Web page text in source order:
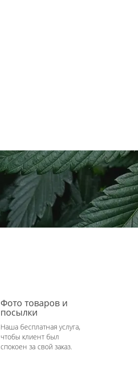
Фото товаров и
посылки
Наша бесплатная услуга,
чтобы клиент был
спокоен за свой заказ.